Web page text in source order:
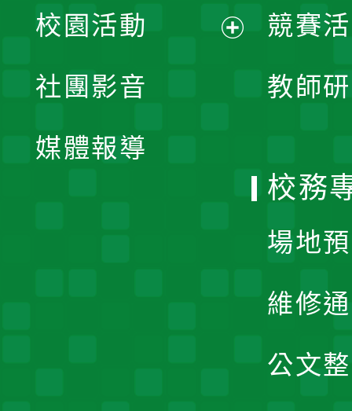
競賽
教師
開
校園活動
社團影音
媒體報導
校務
場地
維修
公文